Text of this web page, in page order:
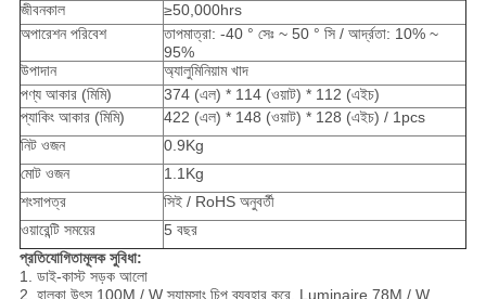
জীবনকাল
≥50,000hrs
অপারেশন পরিবেশ
তাপমাত্রা: -40 ° সেঃ ~ 50 ° সি / আর্দ্রতা: 10% ~
95%
উপাদান
অ্যালুমিনিয়াম খাদ
পণ্য আকার (মিমি)
374 (এল) * 114 (ওয়াট) * 112 (এইচ)
প্যাকিং আকার (মিমি)
422 (এল) * 148 (ওয়াট) * 128 (এইচ) / 1pcs
নিট ওজন
0.9Kg
মোট ওজন
1.1Kg
শংসাপত্র
সিই / RoHS অনুবর্তী
ওয়ারেন্টি সময়ের
5 বছর
প্রতিযোগিতামূলক সুবিধা:
1. ডাই-কাস্ট সড়ক আলো
2. হালকা উৎস 100M / W স্যামসাং চিপ ব্যবহার করে, Luminaire 78M / W